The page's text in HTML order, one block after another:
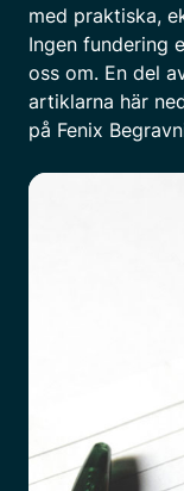
med praktiska,
Ingen fundering
oss om. En del
artiklarna här
på Fenix